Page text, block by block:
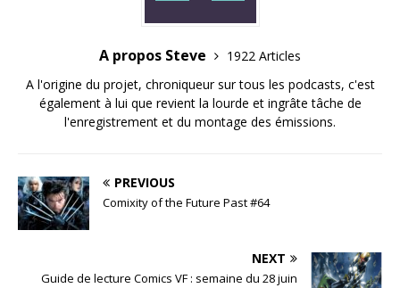
A propos Steve
1922 Articles
A l'origine du projet, chroniqueur sur tous les podcasts, c'est
également à lui que revient la lourde et ingrâte tâche de
l'enregistrement et du montage des émissions.
PREVIOUS
Comixity of the Future Past #64
NEXT
Guide de lecture Comics VF : semaine du 28 juin